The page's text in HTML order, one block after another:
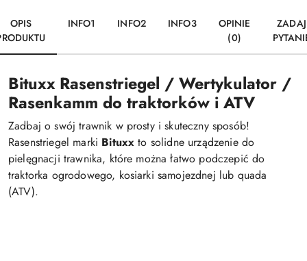
OPIS
INFO1 INFO2 INFO3
OPINIE
(0)
ZADAJ
Bituxx Rasenstriegel / Wertykulator /
Rasenkamm do traktorków i ATV
Zadbaj o swój trawnik w prosty i skuteczny sposób!
Rasenstriegel marki Bituxx to solidne urządzenie do
pielęgnacji trawnika, które można łatwo podczepić do
traktorka ogrodowego, kosiarki samojezdnej lub quada
(ATV).